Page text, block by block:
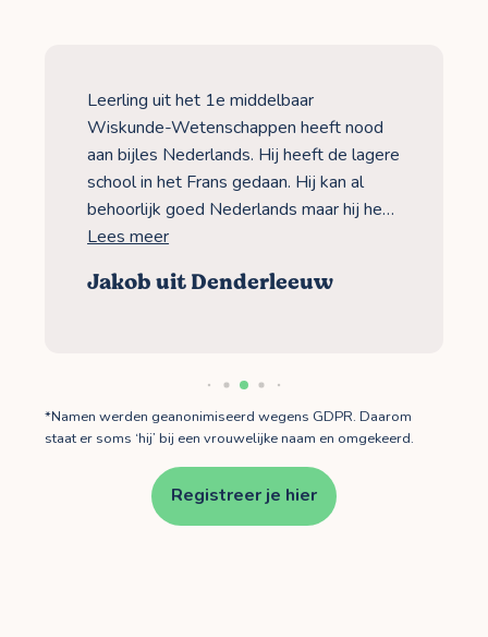
Leerling uit het 1e middelbaar
Wiskunde-Wetenschappen heeft nood
aan bijles Nederlands. Hij heeft de lagere
school in het Frans gedaan. Hij kan al
behoorlijk goed Nederlands maar hij he…
Lees meer
Jakob uit Denderleeuw
*Namen werden geanonimiseerd wegens GDPR. Daarom
staat er soms ‘hij’ bij een vrouwelijke naam en omgekeerd.
Registreer je hier